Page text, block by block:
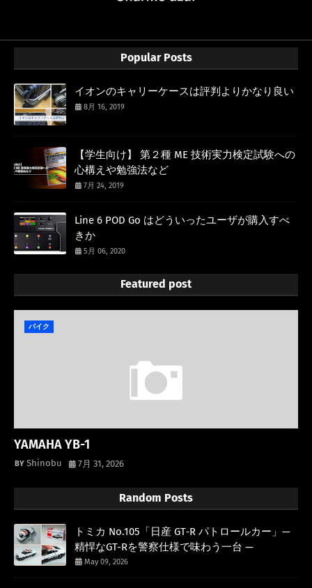
Popular Posts
イオンのキャリーケースは評判よりかなり良い
8月 16, 2019
【学生向け】 第２種 ME 技術実力検定試験への
心構えや勉強法など
7月 24, 2019
Line 6 POD Go はどういったユーザが購入すべ
きか
5月 06, 2020
Featured post
バイク
YAMAHA YB-1
Shinobu 7月 31, 2026
Random Posts
トミカ No.105「日産 GT‑R パトロールカー」—
精悍なGT-Rを警察仕様で味わう一台 —
May 09, 2026